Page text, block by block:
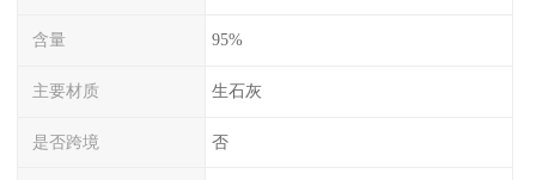
含量 95%
主要材质 生石灰
是否跨境 否